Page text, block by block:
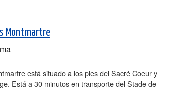
Montmartre
está situado a los pies del Sacré Coeur y
Está a 30 minutos en transporte del Stade de